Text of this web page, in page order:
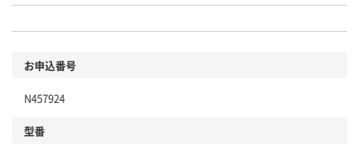
お申込番号
N457924
型番